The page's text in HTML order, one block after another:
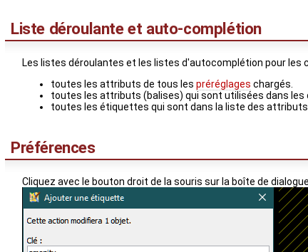
Liste déroulante et auto-complétion
Les listes déroulantes et les listes d'autocomplétion pour les
toutes les attributs de tous les préréglages chargés.
toutes les attributs (balises) qui sont utilisées dans
toutes les étiquettes qui sont dans la liste des
Préférences
Cliquez avec le bouton droit de la souris sur la boîte de